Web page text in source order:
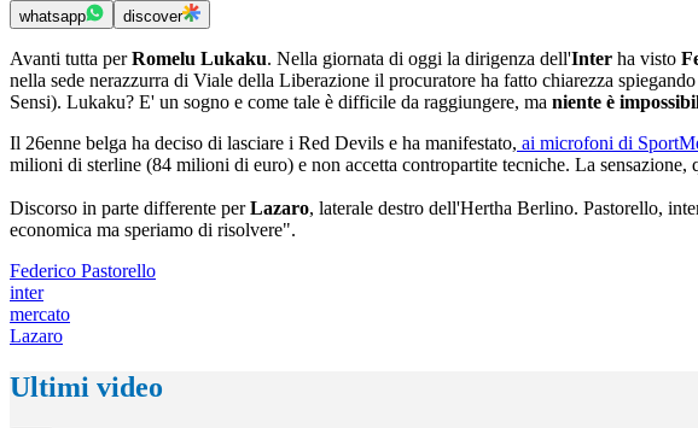
whatsapp discover
Avanti tutta perRomelu Lukaku. Nella giornata di oggi la dirigenza dell'Inter ha visto
nella sede nerazzurra di Viale della Liberazione il procuratore ha fatto chiarezza
Sensi). Lukaku? E' un sogno e come tale è difficile da raggiungere, ma niente è
Il 26enne belga ha deciso di lasciare i Red Devils e ha manifestato, ai microfoni di
milioni di sterline (84 milioni di euro) e non accetta contropartite tecniche. La
Discorso in parte differente perLazaro, laterale destro dell'Hertha Berlino. Pastorello,
economica ma speriamo di risolvere".
Federico Pastorello
inter
mercato
Lazaro
Ultimi video